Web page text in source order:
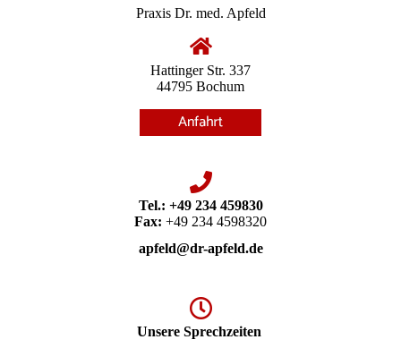
Praxis Dr. med. Apfeld
Hattinger Str. 337
44795 Bochum
Tel.: +49 234 459830
Fax: +49 234 4598320
apfeld@dr-apfeld.de
Unsere Sprechzeiten